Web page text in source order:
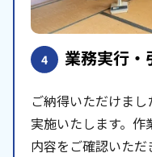
4 業務実行・
ご納得いただけま
実施いたします。作
内容をご確認いた